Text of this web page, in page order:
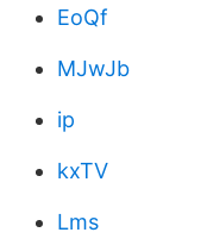
EoQf
MJwJb
ip
kxTV
Lms